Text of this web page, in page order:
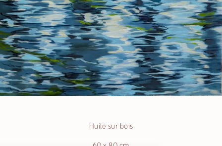
Huile sur bois